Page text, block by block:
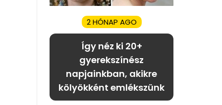
2 HÓNAP AGO
Így néz ki 20+
gyerekszínész
napjainkban, akikre
kölyökként emlékszünk